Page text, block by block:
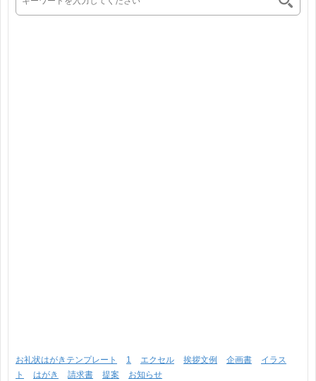
お礼状はがきテンプレート 1 エクセル 挨拶文例 企画書
イラス
ト
はがき 請求書 提案 お知らせ